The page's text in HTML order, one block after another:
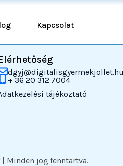
Kapcsolat
dgyj@digitalisgyermekjollet.hu
+ 36 20 312 7004
tájékoztató
Minden jog fenntartva.